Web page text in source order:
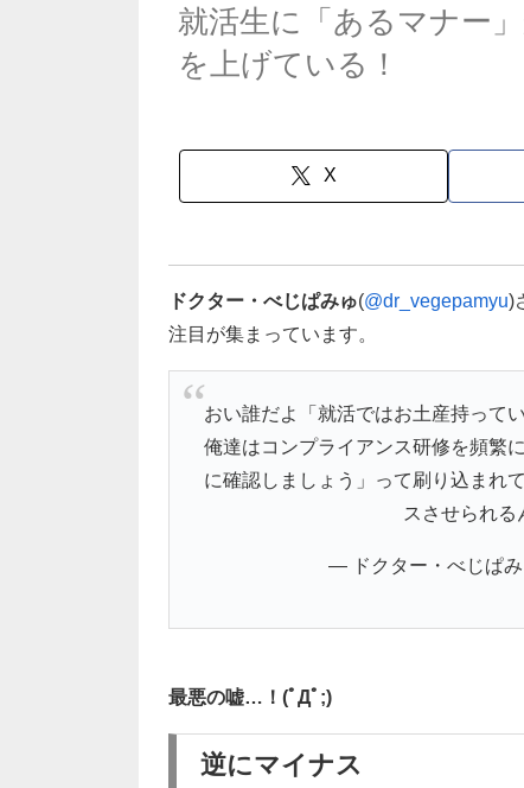
就活生に「あるマナー
を上げている！
X
ドクター・べじぱみゅ(@dr_vegepamyu)
注目が集まっています。
おい誰だよ「就活ではお土産持って
俺達はコンプライアンス研修を頻繁
に確認しましょう」って刷り込まれ
スさせられる
— ドクター・べじぱ
最悪の嘘…！(ﾟДﾟ;)
逆にマイナス